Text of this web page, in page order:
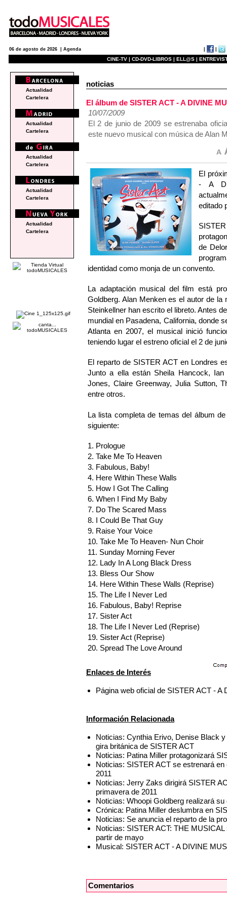
06 de agosto de 2026 | Agenda
CINE-TV | CD-DVD-LIBROS | ELL@S |
noticias
El álbum de SISTER ACT - A DIVINE
10/07/2009
El 2 de junio de 2009 se estrenaba
este nuevo musical con música de Alan
El
- A
editado
de
identidad como monja de un convento.
La adaptación musical del film está
Goldberg. Alan Menken es el autor de
Steinkellner han escrito el libreto. Antes
mundial en Pasadena, California, donde
Atlanta en 2007, el musical inició
teniendo lugar el estreno oficial el 2 de
El reparto de SISTER ACT en Londres
Junto a ella están Sheila Hancock,
Jones, Claire Greenway, Julia Sutton,
entre otros.
La lista completa de temas del álbum
siguiente:
1. Prologue
2. Take Me To Heaven
3. Fabulous, Baby!
4. Here Within These Walls
5. How I Got The Calling
6. When I Find My Baby
7. Do The Scared Mass
8. I Could Be That Guy
9. Raise Your Voice
10. Take Me To Heaven- Nun Choir
11. Sunday Morning Fever
12. Lady In A Long Black Dress
13. Bless Our Show
14. Here Within These Walls (Reprise)
15. The Life I Never Led
16. Fabulous, Baby! Reprise
17. Sister Act
18. The Life I Never Led (Reprise)
19. Sister Act (Reprise)
20. Spread The Love Around
Enlaces de Interés
Página web oficial de SISTER ACT -
Información Relacionada
Noticias: Cynthia Erivo, Denise Black
gira británica de SISTER ACT
Noticias: Patina Miller protagonizará
Noticias: SISTER ACT se estrenará
2011
Noticias: Jerry Zaks dirigirá SISTER
primavera de 2011
Noticias: Whoopi Goldberg realizará
Crónica: Patina Miller deslumbra en
Noticias: Se anuncia el reparto de la
Noticias: SISTER ACT: THE
partir de mayo
Musical: SISTER ACT - A DIVINE
Comentarios
Actualidad
Cartelera
Actualidad
Cartelera
Actualidad
Cartelera
Actualidad
Cartelera
Actualidad
Cartelera